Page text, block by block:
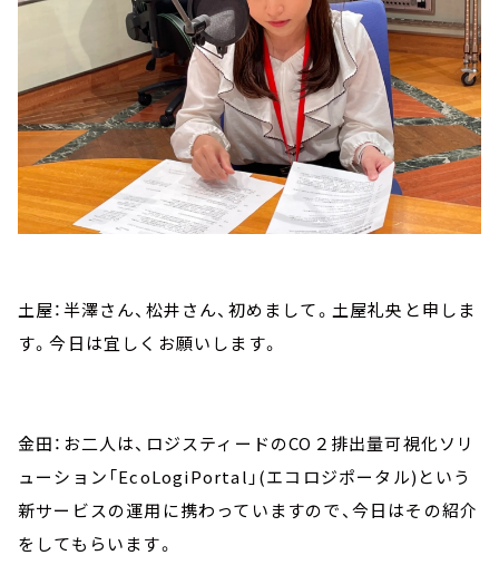
土屋：半澤さん、松井さん、初めまして。土屋礼央と申しま
す。今日は宜しくお願いします。
金田：お二人は、ロジスティードのCO２排出量可視化ソリ
ューション「EcoLogiPortal」(エコロジポータル)という
新サービスの運用に携わっていますので、今日はその紹介
をしてもらいます。